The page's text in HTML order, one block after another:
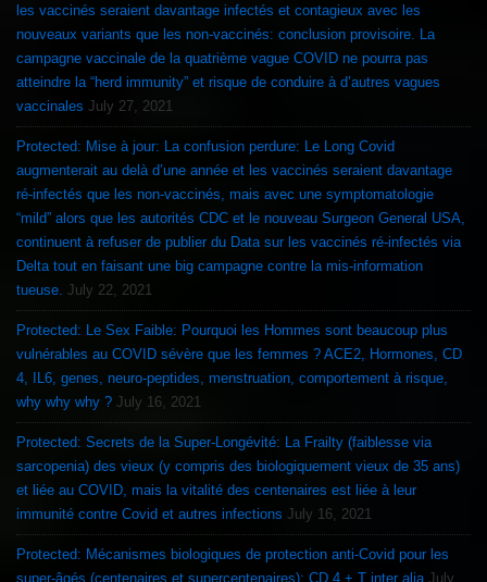
les vaccinés seraient davantage infectés et contagieux avec les
nouveaux variants que les non-vaccinés: conclusion provisoire. La
campagne vaccinale de la quatrième vague COVID ne pourra pas
atteindre la “herd immunity” et risque de conduire à d’autres vagues
vaccinales July 27, 2021
Protected: Mise à jour: La confusion perdure: Le Long Covid
augmenterait au delà d’une année et les vaccinés seraient davantage
ré-infectés que les non-vaccinés, mais avec une symptomatologie
“mild” alors que les autorités CDC et le nouveau Surgeon General USA,
continuent à refuser de publier du Data sur les vaccinés ré-infectés via
Delta tout en faisant une big campagne contre la mis-information
tueuse. July 22, 2021
Protected: Le Sex Faible: Pourquoi les Hommes sont beaucoup plus
vulnérables au COVID sévère que les femmes ? ACE2, Hormones, CD
4, IL6, genes, neuro-peptides, menstruation, comportement à risque,
why why why ? July 16, 2021
Protected: Secrets de la Super-Longévité: La Frailty (faiblesse via
sarcopenia) des vieux (y compris des biologiquement vieux de 35 ans)
et liée au COVID, mais la vitalité des centenaires est liée à leur
immunité contre Covid et autres infections July 16, 2021
Protected: Mécanismes biologiques de protection anti-Covid pour les
super-âgés (centenaires et supercentenaires): CD 4 + T inter alia July